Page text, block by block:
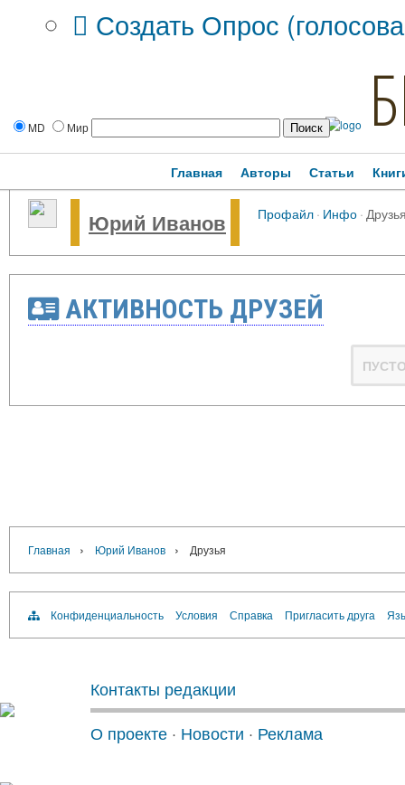
Создать Опрос
MD Мир
Главная Авторы Статьи
Юрий Иванов Профайл· Инфо·
АКТИВНОСТЬ ДРУЗЕЙ
Главная › Юрий Иванов › Друзья
Конфиденциальность Условия Справка Пригласить друга
Контакты редакции
О проекте · Новости · Реклама